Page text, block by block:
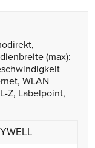
(max):
WLAN
Z, Labelpoint,